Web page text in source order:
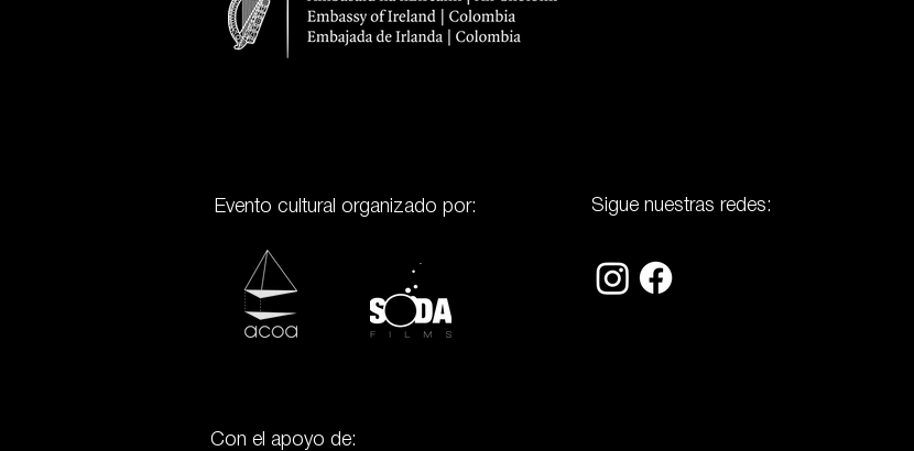
Evento cultural organizado por: Sigue nuestras redes:
Con el apoyo de: